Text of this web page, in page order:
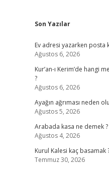
Sidebar
Son Yazılar
Ev adresi yazarken posta
Ağustos 6, 2026
Kur’an-ı Kerim’de hangi
?
Ağustos 6, 2026
Ayağın ağrıması neden
Ağustos 5, 2026
Arabada kasa ne demek ?
Ağustos 4, 2026
Kurul Kalesi kaç basamak
Temmuz 30, 2026